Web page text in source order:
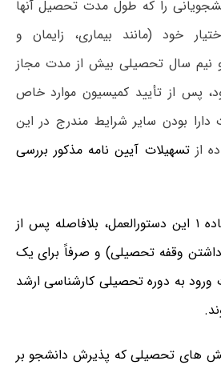
را که طول مدت تحصیل آنها
خود (مانند بیماری، زایمان و
نیم سال تحصیلی بیش از مدت مجاز
پس از تأیید کمیسیون موارد خاص
دارا بودن سایر شرایط مندرج در این
ازتسهیلات آیین نامه مذکور بررسی
افراد مشمول ماده ۱ این دستورالعمل، بلافاصله پس از
وقفه تحصیلی) و صرفاً برای یک
ورود به دوره تحصیلی کارشناسی ارشد
های تحصیلی که پذیرش دانشجو بر